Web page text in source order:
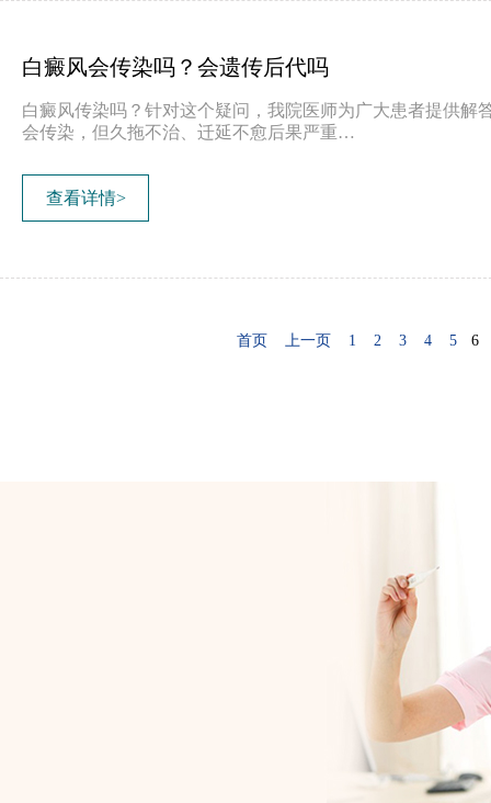
白癜风会传染吗？会遗传后代吗
白癜风传染吗？针对这个疑问，我院医师为广大患者提供解
会传染，但久拖不治、迁延不愈后果严重…
查看详情>
首页 上一页 1 2 3 4 5 6